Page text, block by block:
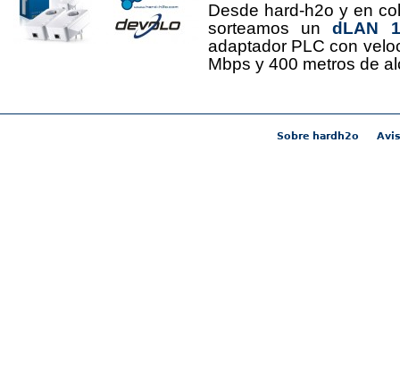
Desde hard-h2o y en
sorteamos undLAN
adaptador PLC con
Mbps y 400 metros de
Sobre hardh2o